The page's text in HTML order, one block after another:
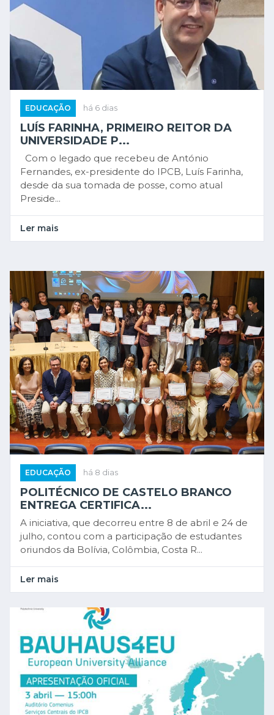
EDUCAÇÃO há 6 dias
LUÍS FARINHA, PRIMEIRO REITOR DA
UNIVERSIDADE P...
Com o legado que recebeu de António
Fernandes, ex-presidente do IPCB, Luís Farinha,
desde da sua tomada de posse, como atual
Preside...
Ler mais
EDUCAÇÃO há 8 dias
POLITÉCNICO DE CASTELO BRANCO
ENTREGA CERTIFICA...
A iniciativa, que decorreu entre 8 de abril e 24 de
julho, contou com a participação de estudantes
oriundos da Bolívia, Colômbia, Costa R...
Ler mais